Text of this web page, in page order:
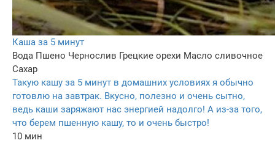
Каша за 5 минут
Вода Пшено Чернослив Грецкие орехи Масло сливочное
Сахар
Такую кашу за 5 минут в домашних условиях я обычно
готовлю на завтрак. Вкусно, полезно и очень сытно,
ведь каши заряжают нас энергией надолго! А из-за того,
что берем пшенную кашу, то и очень быстро!
10 мин